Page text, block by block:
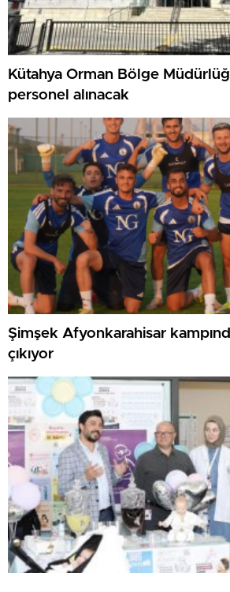
Kütahya Orman Bölge
personel alınacak
Şimşek Afyonkarahisar
çıkıyor